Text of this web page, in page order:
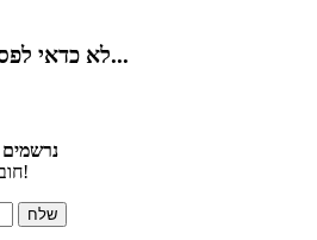
לא כדאי לפספס...
נרשמים
חוברת מתכונים מהירים לדיאטה!